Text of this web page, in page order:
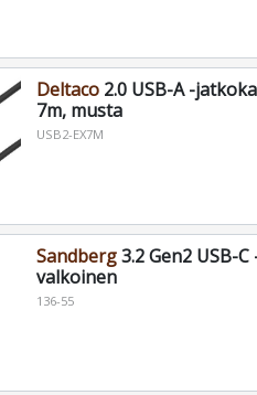
Deltaco2.0 USB-A -
7m, musta
USB2-EX7M
Sandberg3.2 Gen2 USB-
valkoinen
136-55